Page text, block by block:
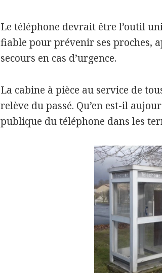
Le téléphone devrait être l’outil
fiable pour prévenir ses proches,
secours en cas d’urgence.
La cabine à pièce au service de
relève du passé. Qu’en est-il
publique du téléphone dans les